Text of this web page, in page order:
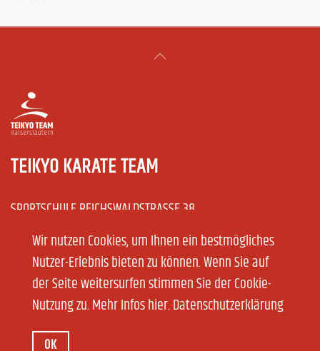
Wir nutzen Cookies, um Ihnen ein bestmögliches
Nutzer-Erlebnis bieten zu können. Wenn Sie auf
der Seite weitersurfen stimmen Sie der Cookie-
Nutzung zu. Mehr Infos hier.Datenschutzerklärung
OK
TEIKYO KARATE TEAM
SPORTSCHULE REICHSWALDSTRASSE 38
67663 KAISERSLAUTERN
Tel :0170-2840055
E-Mail: teikyoteam@aol.com